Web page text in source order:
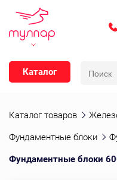
Каталог
Каталог товаров
Фундаментные блоки
Фундаментные блоки